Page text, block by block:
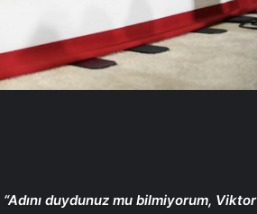
“Adını duydunuz mu bilmiyorum, Viktor